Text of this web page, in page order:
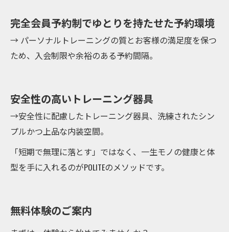
完全会員予約制でゆとりを持たせた予約環境
→ パーソナルトレーニングの質とお客様の満足度を保つ
ため、入会制限や余裕のある予約間隔。
安全性の高いトレーニング器具
→安全性に配慮したトレーニング器具、洗練されたシン
プルかつ上品な内装空間。
「短期で無理に落とす」ではなく、一生モノの健康と体
型を手に入れるのがPOLITEのメソッドです。
無料体験のご案内